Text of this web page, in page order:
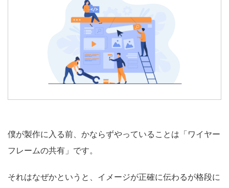
僕が製作に入る前、かならずやっていることは「ワイヤー
フレームの共有」です。
それはなぜかというと、イメージが正確に伝わるが格段に